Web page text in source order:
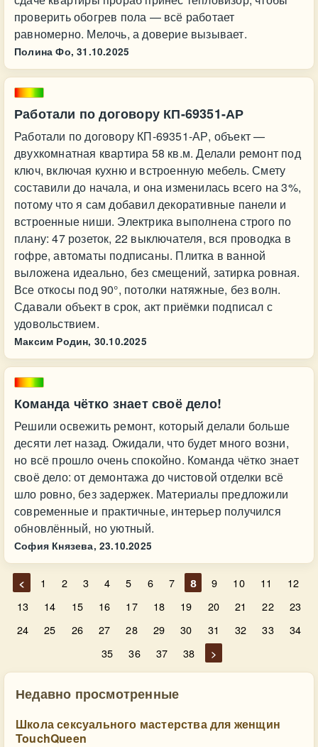
проверить обогрев пола — всё работает
равномерно. Мелочь, а доверие вызывает.
Полина Фо, 31.10.2025
Работали по договору КП-69351-АР
Работали по договору КП-69351-АР, объект —
двухкомнатная квартира 58 кв.м. Делали ремонт под
ключ, включая кухню и встроенную мебель. Смету
составили до начала, и она изменилась всего на 3%,
потому что я сам добавил декоративные панели и
встроенные ниши. Электрика выполнена строго по
плану: 47 розеток, 22 выключателя, вся проводка в
гофре, автоматы подписаны. Плитка в ванной
выложена идеально, без смещений, затирка ровная.
Все откосы под 90°, потолки натяжные, без волн.
Сдавали объект в срок, акт приёмки подписал с
удовольствием.
Максим Родин, 30.10.2025
Команда чётко знает своё дело!
Решили освежить ремонт, который делали больше
десяти лет назад. Ожидали, что будет много возни,
но всё прошло очень спокойно. Команда чётко знает
своё дело: от демонтажа до чистовой отделки всё
шло ровно, без задержек. Материалы предложили
современные и практичные, интерьер получился
обновлённый, но уютный.
София Князева, 23.10.2025
< 1 2 3 4 5 6 7 8 9 10 11
12
13
14 15 16 17 18 19 20 21 22
23
24
25 26 27 28 29 30 31 32 33
34
35
36 37 38 >
Недавно просмотренные
Школа сексуального мастерства для женщин
TouchQueen